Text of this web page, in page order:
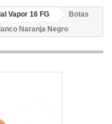
Vapor 16 FG
Botas
Naranja Negro